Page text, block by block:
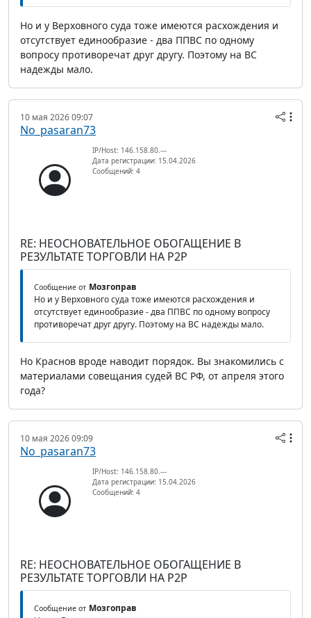
Но и у Верховного суда тоже имеются расхождения и
отсутствует единообразие - два ППВС по одному
вопросу противоречат друг другу. Поэтому на ВС
надежды мало.
10 мая 2026 09:07
No_pasaran73
IP/Host: 146.158.80.---
Дата регистрации: 15.04.2026
Сообщений: 4
RE: НЕОСНОВАТЕЛЬНОЕ ОБОГАЩЕНИЕ В
РЕЗУЛЬТАТЕ ТОРГОВЛИ НА P2P
Сообщение от Мозгоправ
Но и у Верховного суда тоже имеются расхождения и
отсутствует единообразие - два ППВС по одному вопросу
противоречат друг другу. Поэтому на ВС надежды мало.
Но Краснов вроде наводит порядок. Вы знакомились с
материалами совещания судей ВС РФ, от апреля этого
года?
10 мая 2026 09:09
No_pasaran73
IP/Host: 146.158.80.---
Дата регистрации: 15.04.2026
Сообщений: 4
RE: НЕОСНОВАТЕЛЬНОЕ ОБОГАЩЕНИЕ В
РЕЗУЛЬТАТЕ ТОРГОВЛИ НА P2P
Сообщение от Мозгоправ